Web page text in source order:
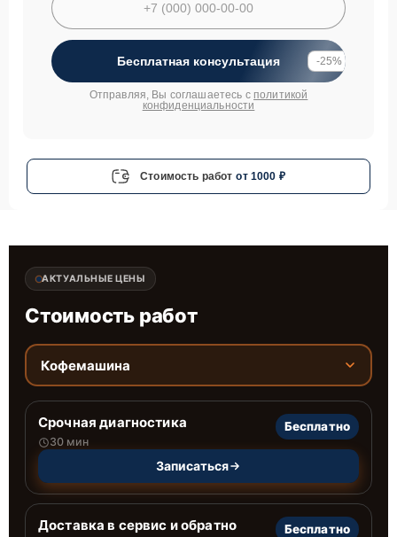
Бесплатная консультация -25%
Отправляя, Вы соглашаетесь с политикой
конфиденциальности
Стоимость работ от 1000 ₽
АКТУАЛЬНЫЕ ЦЕНЫ
Стоимость работ
Кофемашина
Срочная диагностика
30 мин
Бесплатно
Записаться
Доставка в сервис и обратно Бесплатно